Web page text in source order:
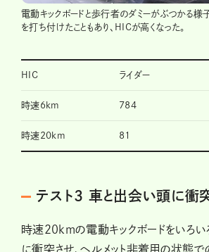
電動キックボードと歩行者のダミーがぶつかる
を打ち付けたこともあり、HICが高くなった。
HIC ライダー
時速6km 784
時速20km 81
テスト3 車と出会い頭に衝
時速20kmの電動キックボードをいろ
に衝突させ、ヘルメット非着用の状態